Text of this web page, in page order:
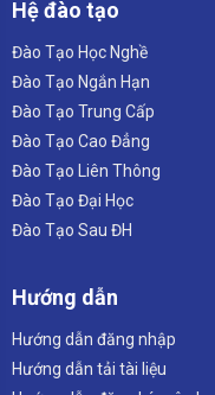
Hệ đào tạo
Đào Tạo Học Nghề
Đào Tạo Ngắn Hạn
Đào Tạo Trung Cấp
Đào Tạo Cao Đẳng
Đào Tạo Liên Thông
Đào Tạo Đại Học
Đào Tạo Sau ĐH
Hướng dẫn
Hướng dẫn đăng nhập
Hướng dẫn tải tài liệu